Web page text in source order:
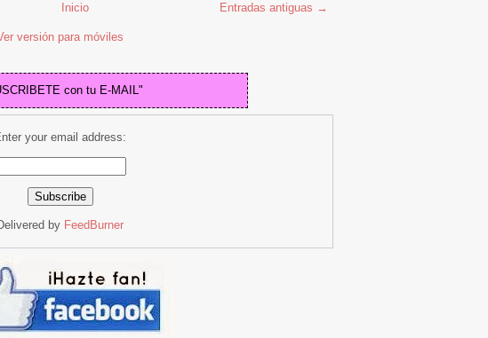
Entradas antiguas →
Inicio
versión para móviles
con tu E-MAIL"
your email address:
by FeedBurner